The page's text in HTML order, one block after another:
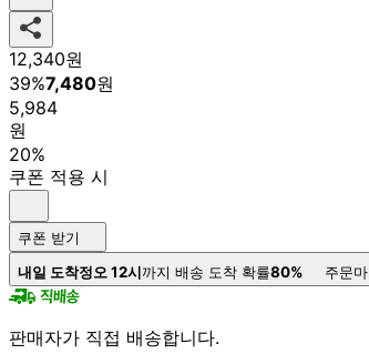
12,340원
39%7,480원
5,984
원
20%
쿠폰 적용 시
쿠폰 받기
내일 도착정오 12시까지 배송 도착 확률80% 주문
판매자가 직접 배송합니다.